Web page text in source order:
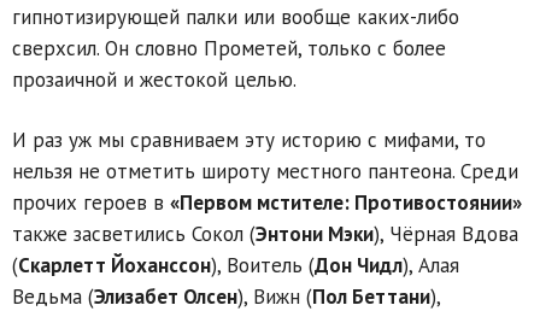
гипнотизирующей палки или вообще каких-либо
сверхсил. Он словно Прометей, только с более
прозаичной и жестокой целью.
И раз уж мы сравниваем эту историю с мифами, то
нельзя не отметить широту местного пантеона. Среди
прочих героев в «Первом мстителе: Противостоянии»
также засветились Сокол (Энтони Мэки), Чёрная Вдова
(Скарлетт Йоханссон), Воитель (Дон Чидл), Алая
Ведьма (Элизабет Олсен), Вижн (Пол Беттани),